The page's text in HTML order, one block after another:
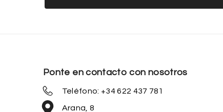
Ponte en contacto con nosotros
Teléfono: +34 622 437 781
Arana, 8